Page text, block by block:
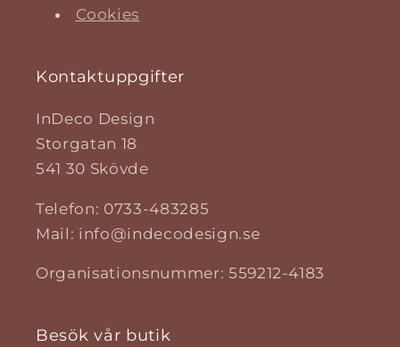
Cookies
Kontaktuppgifter
InDeco Design
Storgatan 18
541 30 Skövde
Telefon: 0733-483285
Mail: info@indecodesign.se
Organisationsnummer: 559212-4183
Besök vår butik